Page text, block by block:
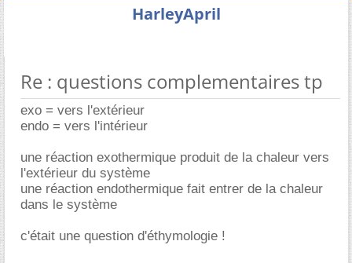
HarleyApril
Re : questions complementaires tp
exo = vers l'extérieur
endo = vers l'intérieur
une réaction exothermique produit de la chaleur vers
l'extérieur du système
une réaction endothermique fait entrer de la chaleur
dans le système
c'était une question d'éthymologie !